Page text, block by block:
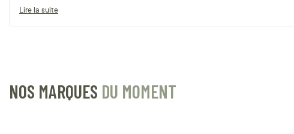
Lire la suite
NOS MARQUES DU MOMENT